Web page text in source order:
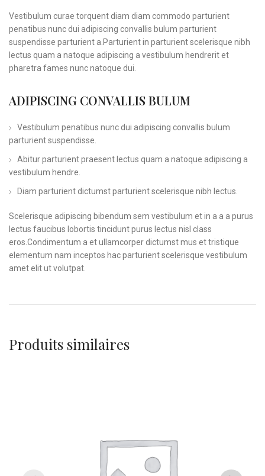
Vestibulum curae torquent diam diam commodo parturient
penatibus nunc dui adipiscing convallis bulum parturient
suspendisse parturient a.Parturient in parturient scelerisque nibh
lectus quam a natoque adipiscing a vestibulum hendrerit et
pharetra fames nunc natoque dui.
ADIPISCING CONVALLIS BULUM
Vestibulum penatibus nunc dui adipiscing convallis bulum
parturient suspendisse.
Abitur parturient praesent lectus quam a natoque adipiscing a
vestibulum hendre.
Diam parturient dictumst parturient scelerisque nibh lectus.
Scelerisque adipiscing bibendum sem vestibulum et in a a a purus
lectus faucibus lobortis tincidunt purus lectus nisl class
eros.Condimentum a et ullamcorper dictumst mus et tristique
elementum nam inceptos hac parturient scelerisque vestibulum
amet elit ut volutpat.
Produits similaires